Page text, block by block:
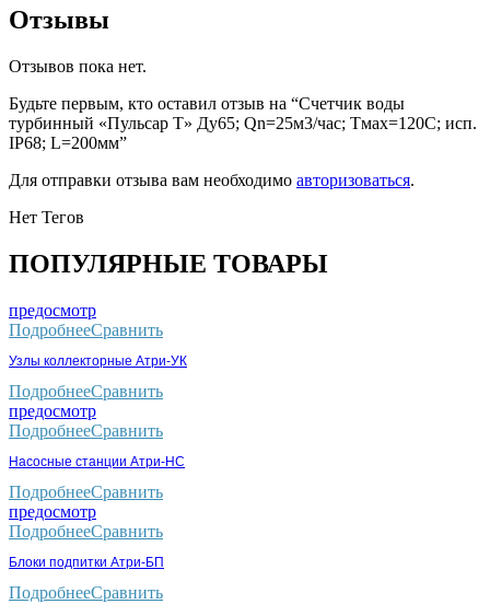
Отзывы
Отзывов пока нет.
Будьте первым, кто оставил отзыв на “Счетчик воды
турбинный «Пульсар Т» Ду65; Qn=25м3/час; Тмах=120С; исп.
IP68; L=200мм”
Для отправки отзыва вам необходимо авторизоваться.
Нет Тегов
ПОПУЛЯРНЫЕ ТОВАРЫ
предосмотр
ПодробнееСравнить
Узлы коллекторные Атри-УК
ПодробнееСравнить
предосмотр
ПодробнееСравнить
Насосные станции Атри-НС
ПодробнееСравнить
предосмотр
ПодробнееСравнить
Блоки подпитки Атри-БП
ПодробнееСравнить